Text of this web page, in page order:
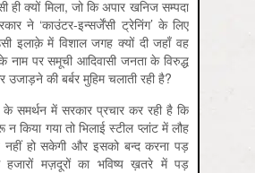
ही क्यों मिला, जो कि अपार खनिज सम्पदा
ने ‘काउंटर-इन्सर्जेंसी ट्रेनिंग’ के लिए
इलाक़े में विशाल जगह क्यों दी जहाँ वह
नाम पर समूची आदिवासी जनता के विरुद्ध
उजाड़ने की बर्बर मुहिम चलाती रही है?
के समर्थन में सरकार प्रचार कर रही है कि
किया गया तो भिलाई स्टील प्लांट में लौह
हो सकेगी और इसको बन्द करना पड़
मज़दूरों का भविष्य ख़तरे में पड़